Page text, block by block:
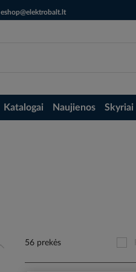
eshop@elektrobalt.lt
Katalogai Naujienos Skyriai
56 prekės